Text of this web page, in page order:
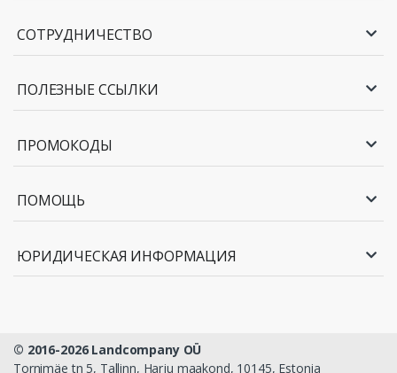
СОТРУДНИЧЕСТВО
ПОЛЕЗНЫЕ ССЫЛКИ
ПРОМОКОДЫ
ПОМОЩЬ
ЮРИДИЧЕСКАЯ ИНФОРМАЦИЯ
© 2016-2026 Landcompany OÜ
Tornimäe tn 5, Tallinn, Harju maakond, 10145, Estonia